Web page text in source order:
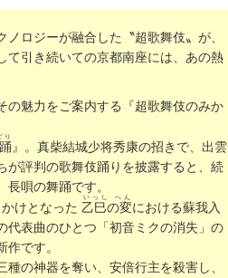
ロジーが融合した〝超歌舞伎〟が、
て引き続いての京都南座には、あの熱
の魅力をご案内する『超歌舞伎のみか
り
』。真柴結城少将秀康の招きで、出雲
が評判の歌舞伎踊りを披露すると、続
唄の舞踊です。
けとなった 乙巳の変
いっし へん
における蘇我入
代表曲のひとつ「初音ミクの消失」の
です。
の神器を奪い、安倍行主を殺害し、